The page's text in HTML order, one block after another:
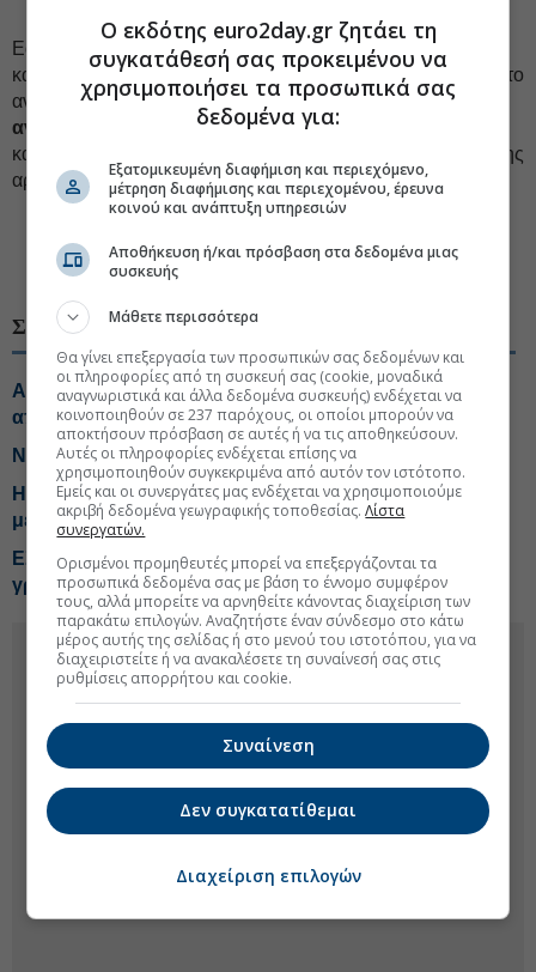
Εάν δεν καταβληθούν δύο συνεχόμενες μηνιαίες δόσεις ή
καθυστερήσει η καταβολή των δύο τελευταίων δόσεων για το
αντίστοιχο χρονικό διάστημα, ο συμβιβασμός ανατρέπεται
αναδρομικά
, θεωρείται ότι δεν επήλθε ποτέ και τυχόν
καταβληθέντα ποσά θεωρούνται ότι καταβλήθηκαν έναντι της
αρχικής οφειλής.
#Οφειλές Δημόσιο
ΣΧΕΤΙΚΑ ΘΕΜΑΤΑ
Αποστολάκη για εξωδικαστικό: Δεν λειτουργεί
αποτελεσματικά για τους οφειλέτες
Νέος εξωδικαστικός: Ανοίγει σήμερα η πλατφόρμα
Η ΑΑΔΕ βάζει... «βαθμό» στις μεταβιβάσεις ακινήτων
με κατάσχεση
ΕΣΑ: Συνάντηση για το ιδιωτικό χρέος με τη γενική
γραμματέα Χρηματοπιστωτικού Τομέα
Ο εκδότης euro2day.gr ζητάει τη
συγκατάθεσή σας προκειμένου να
χρησιμοποιήσει τα προσωπικά σας
δεδομένα για:
Εξατομικευμένη διαφήμιση και περιεχόμενο,
μέτρηση διαφήμισης και περιεχομένου, έρευνα
κοινού και ανάπτυξη υπηρεσιών
Αποθήκευση ή/και πρόσβαση στα δεδομένα μιας
συσκευής
Μάθετε περισσότερα
Θα γίνει επεξεργασία των προσωπικών σας δεδομένων και
οι πληροφορίες από τη συσκευή σας (cookie, μοναδικά
αναγνωριστικά και άλλα δεδομένα συσκευής) ενδέχεται να
κοινοποιηθούν σε 237 παρόχους, οι οποίοι μπορούν να
αποκτήσουν πρόσβαση σε αυτές ή να τις αποθηκεύσουν.
Αυτές οι πληροφορίες ενδέχεται επίσης να
χρησιμοποιηθούν συγκεκριμένα από αυτόν τον ιστότοπο.
Εμείς και οι συνεργάτες μας ενδέχεται να χρησιμοποιούμε
ακριβή δεδομένα γεωγραφικής τοποθεσίας.Λίστα
συνεργατών.
Ορισμένοι προμηθευτές μπορεί να επεξεργάζονται τα
προσωπικά δεδομένα σας με βάση το έννομο συμφέρον
τους, αλλά μπορείτε να αρνηθείτε κάνοντας διαχείριση των
παρακάτω επιλογών. Αναζητήστε έναν σύνδεσμο στο κάτω
μέρος αυτής της σελίδας ή στο μενού του ιστοτόπου, για να
διαχειριστείτε ή να ανακαλέσετε τη συναίνεσή σας στις
ρυθμίσεις απορρήτου και cookie.
Συναίνεση
Δεν συγκατατίθεμαι
Διαχείριση επιλογών